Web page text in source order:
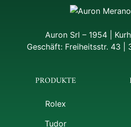
Auron Srl – 1954 |
Geschäft: Freiheitsstr. 43 |
PRODUKTE
Rolex
Tudor